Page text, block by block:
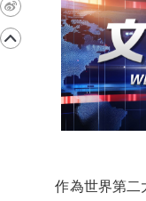
作為世界第二大